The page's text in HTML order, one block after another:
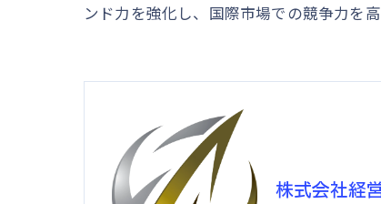
ンド力を強化し、国際市場での競争力を
株式会社経